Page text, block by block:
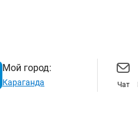
Мой город:
Караганда Чат